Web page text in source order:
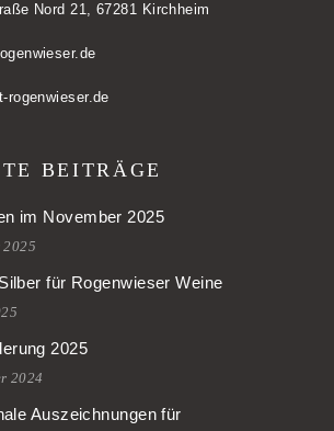
Nord 21, 67281 Kirchheim
rogenwieser.de
BEITRÄGE
im November 2025
2025
für Rogenwieser Weine
2025
2024
Auszeichnungen für